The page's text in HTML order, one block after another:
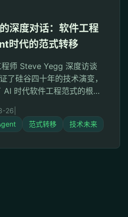
深度对话：软件工程
时代的范式转移
师 Steve Yegg 深度访谈
了硅谷四十年的技术演变，
AI 时代软件工程范式的根本
的焦虑 在过去的几个月
整个世界都被同一种焦虑所
26
范式转移 技术未来